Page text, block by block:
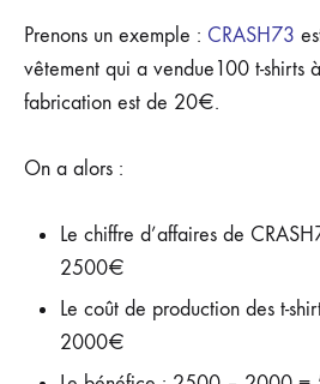
Prenons un exemple : CRASH73
vêtement qui a vendue100 t-
fabrication est de 20€.
On a alors :
Le chiffre d’affaires de
2500€
Le coût de production des t-
2000€